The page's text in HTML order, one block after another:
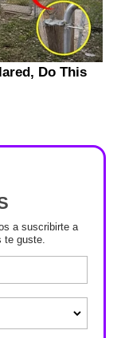
a suscribirte a
te guste.